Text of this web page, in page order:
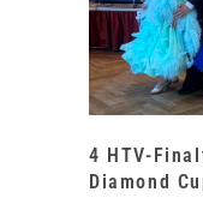
4 HTV-
Diamond